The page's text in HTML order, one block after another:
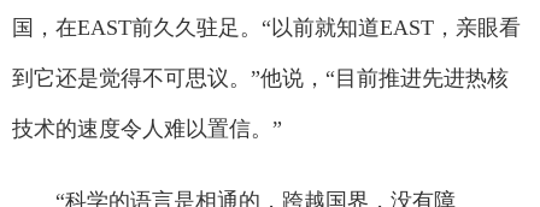
国，在EAST前久久驻足。“以前就知道EAST，亲眼看
到它还是觉得不可思议。”他说，“目前推进先进热核
技术的速度令人难以置信。”
“科学的语言是相通的，跨越国界，没有障